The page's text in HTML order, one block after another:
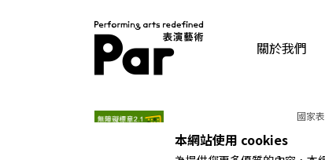
關於我們
國家
本網站使用 cookies